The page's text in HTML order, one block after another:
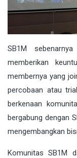
SB1M
memberikan
membernya yang
percobaan atau
berkenaan
bergabung dengan
mengembangkan
Komunitas SB1M